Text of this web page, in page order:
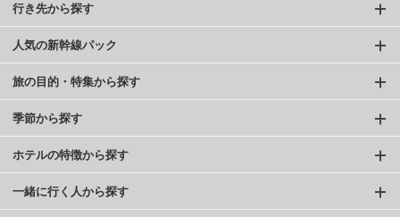
行き先から探す
人気の新幹線パック
旅の目的・特集から探す
季節から探す
ホテルの特徴から探す
一緒に行く人から探す